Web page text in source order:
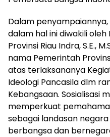
Dalam penyampaiannya,
dalam hal ini diwakili oleh
Provinsi Riau Indra, S.E.,
nama Pemerintah
atas terlaksananya
Ideologi Pancasila dlm
Kebangsaan. Sosialisasi
memperkuat
sebagai landasan
berbangsa dan